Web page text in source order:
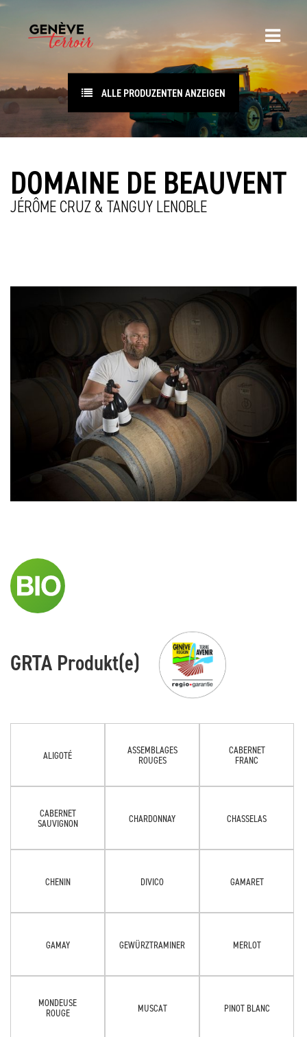
ALLE PRODUZENTEN ANZEIGEN
DOMAINE DE BEAUVENT
JÉRÔME CRUZ & TANGUY LENOBLE
GRTA Produkt(e)
ALIGOTÉ
ASSEMBLAGES
ROUGES
CABERNET
FRANC
CABERNET
SAUVIGNON
CHARDONNAY CHASSELAS
CHENIN DIVICO GAMARET
GAMAY GEWÜRZTRAMINER MERLOT
MONDEUSE
ROUGE
MUSCAT PINOT BLANC